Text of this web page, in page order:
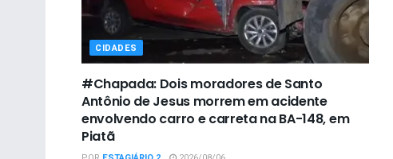
CIDADES
#Chapada: Dois moradores de Santo
Antônio de Jesus morrem em acidente
envolvendo carro e carreta na BA-148, em
Piatã